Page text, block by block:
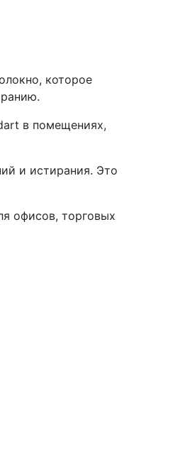
которое
в помещениях,
и истирания. Это
офисов, торговых